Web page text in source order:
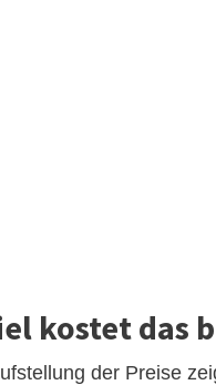
kostet das
der Preise